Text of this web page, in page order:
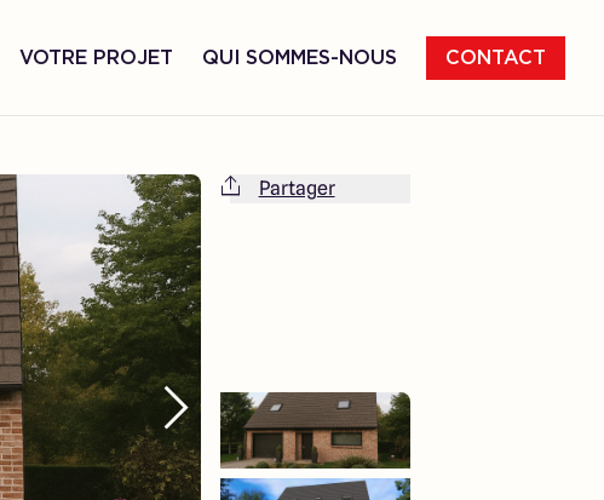
VOTRE PROJET QUI SOMMES-NOUS CONTACT
Partager